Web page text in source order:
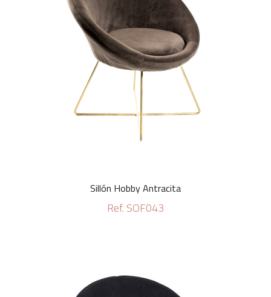
Sillón Hobby Antracita
Ref. SOF043